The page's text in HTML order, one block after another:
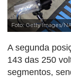
Foto: Getty Images/
A segunda
143 das 250
segmentos,